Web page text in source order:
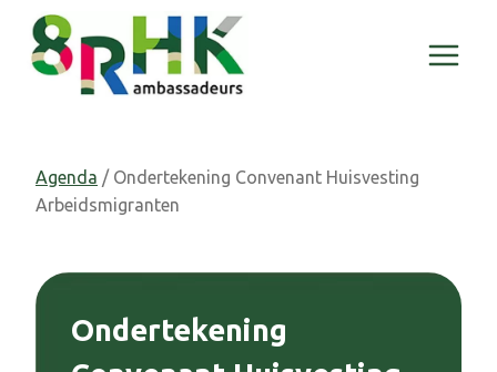
Doorgaan
naar
inhoud
Agenda / Ondertekening Convenant Huisvesting
Arbeidsmigranten
Ondertekening